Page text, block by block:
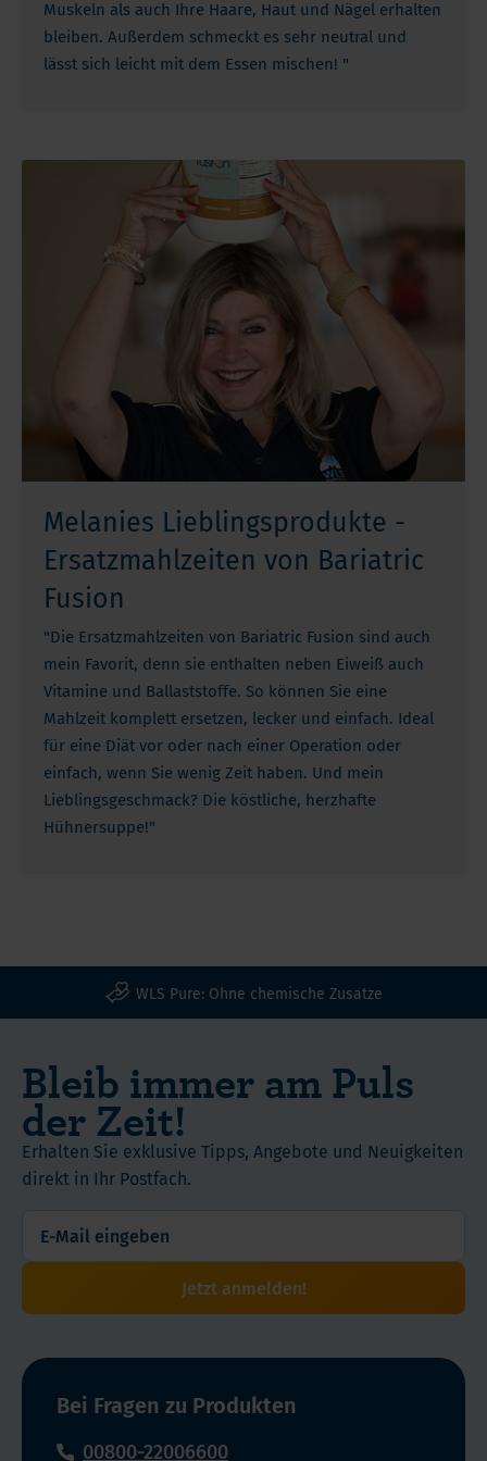
Muskeln als auch Ihre Haare, Haut und Nägel erhalten
bleiben. Außerdem schmeckt es sehr neutral und
lässt sich leicht mit dem Essen mischen! "
Melanies Lieblingsprodukte -
Ersatzmahlzeiten von Bariatric
Fusion
"Die Ersatzmahlzeiten von Bariatric Fusion sind auch
mein Favorit, denn sie enthalten neben Eiweiß auch
Vitamine und Ballaststoffe. So können Sie eine
Mahlzeit komplett ersetzen, lecker und einfach. Ideal
für eine Diät vor oder nach einer Operation oder
einfach, wenn Sie wenig Zeit haben. Und mein
Lieblingsgeschmack? Die köstliche, herzhafte
Hühnersuppe!"
WLS Pure: Ohne chemische Zusatze
Bleib immer am Puls
der Zeit!
Erhalten Sie exklusive Tipps, Angebote und Neuigkeiten
direkt in Ihr Postfach.
Jetzt anmelden!
Bei Fragen zu Produkten
00800-22006600